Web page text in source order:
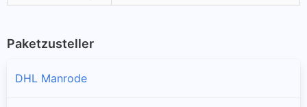
Paketzusteller
DHL Manrode